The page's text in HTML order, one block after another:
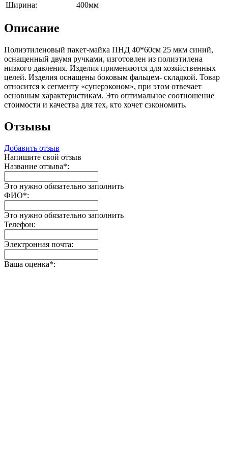
Ширина:
400мм
Описание
Полиэтиленовый пакет-майка ПНД 40*60см 25 мкм синий,
оснащенный двумя ручками, изготовлен из полиэтилена
низкого давления. Изделия применяются для хозяйственных
целей. Изделия оснащены боковым фальцем- складкой. Товар
относится к сегменту «суперэконом», при этом отвечает
основным характеристикам. Это оптимальное соотношение
стоимости и качества для тех, кто хочет сэкономить.
Отзывы
Добавить отзыв
Напишите свой отзыв
Название отзыва*:
Это нужно обязательно заполнить
ФИО*:
Это нужно обязательно заполнить
Телефон:
Электронная почта:
Ваша оценка*: